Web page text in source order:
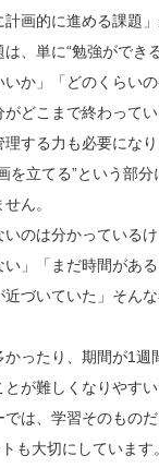
画的に進める課題」
、単に“勉強ができ
いか」「どのくらい
どこまで終わって
する力も必要になり
を立てる”という部
ん。
いのは分かっている
」「まだ時間があ
近づいていた」そん
ったり、期間が1週
が難しくなりやすい
では、学習そのもの
も大切にしています。